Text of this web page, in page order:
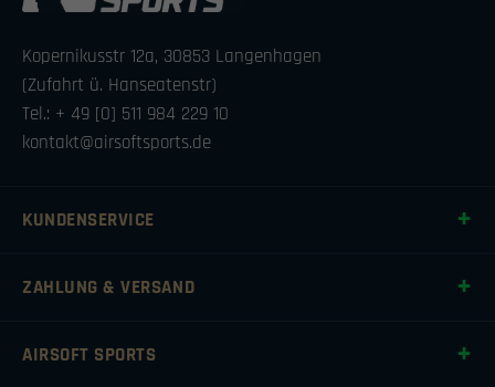
Kopernikusstr 12a, 30853 Langenhagen
(Zufahrt ü. Hanseatenstr)
Tel.: + 49 [0] 511 984 229 10
kontakt@airsoftsports.de
KUNDENSERVICE
ZAHLUNG & VERSAND
AIRSOFT SPORTS